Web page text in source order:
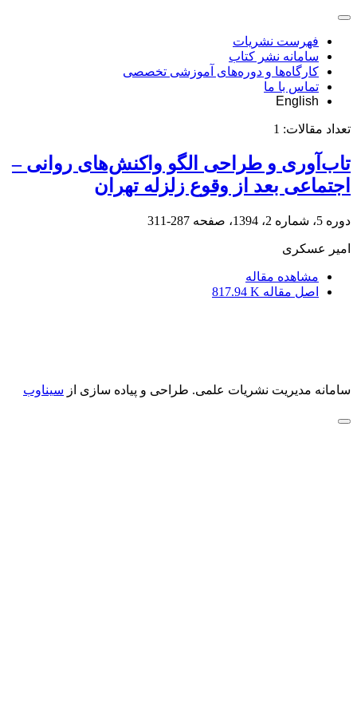
فهرست نشریات
سامانه نشر کتاب
کارگاه‌ها و دوره‌های آموزشی تخصصی
تماس با ما
English
تعداد مقالات: 1
تاب‌آوری و طراحی الگو واکنش‌های روانی –
اجتماعی بعد از وقوع زلزله تهران
دوره 5، شماره 2، 1394، صفحه 287-311
امیر عسکری
مشاهده مقاله
اصل مقاله 817.94 K
سامانه مدیریت نشریات علمی. طراحی و پیاده سازی از سیناوب